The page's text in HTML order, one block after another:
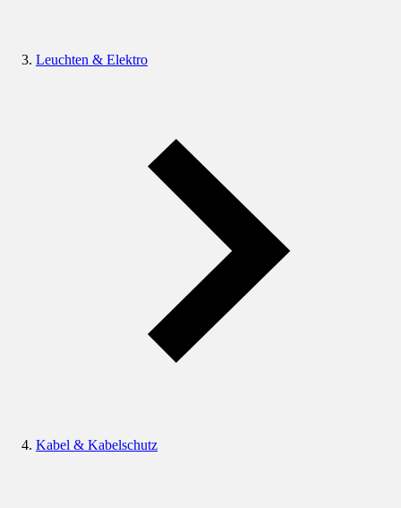
Leuchten & Elektro
Kabel & Kabelschutz